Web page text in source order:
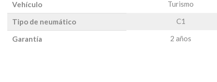
Vehículo Turismo
Tipo de neumático C1
Garantía 2 años